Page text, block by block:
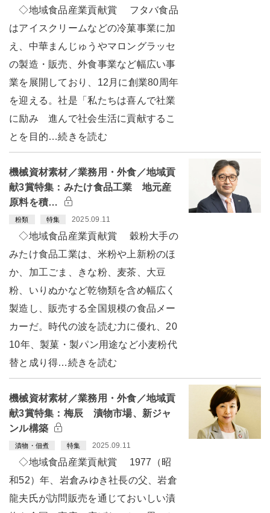
◇地域食品産業貢献賞 フタバ食品
はアイスクリームなどの冷菓事業に加
え、中華まんじゅうやマロングラッセ
の製造・販売、外食事業など幅広い事
業を展開しており、12月に創業80周年
を迎える。社是「私たちは喜んで社業
に励み 進んで社会生活に貢献するこ
とを目的…続きを読む
機械資材素材／業務用・外食／地域貢
献3賞特集：みたけ食品工業 地元産
原料を積…
粉類 特集 2025.09.11
◇地域食品産業貢献賞 穀粉大手の
みたけ食品工業は、米粉や上新粉のほ
か、加工ごま、きな粉、麦茶、大豆
粉、いりぬかなど乾物類を含め幅広く
製造し、販売する全国規模の食品メー
カーだ。時代の波を読む力に優れ、20
10年、製菓・製パン用途など小麦粉代
替と成り得…続きを読む
機械資材素材／業務用・外食／地域貢
献3賞特集：梅辰 漬物市場、新ジャ
ンル構築
漬物・佃煮 特集 2025.09.11
◇地域食品産業貢献賞 1977（昭
和52）年、岩倉みゆき社長の父、岩倉
龍夫氏が訪問販売を通じておいしい漬